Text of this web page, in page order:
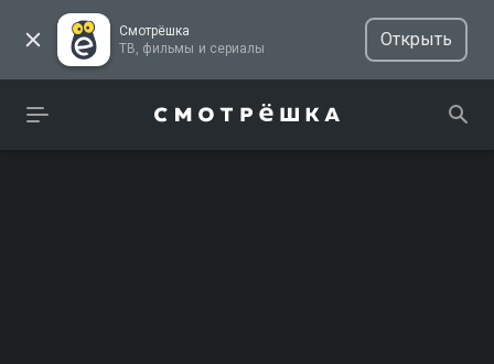
Смотрёшка
ТВ, фильмы и сериалы
Открыть